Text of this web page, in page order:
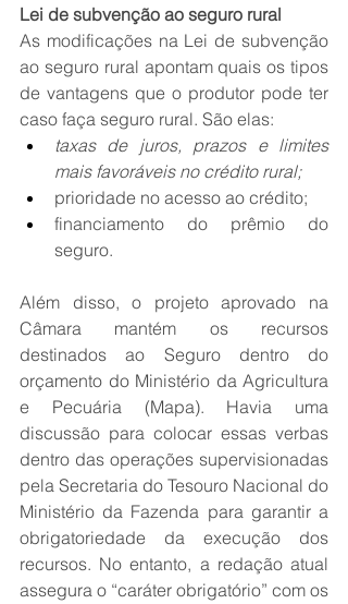
Lei de subvenção ao seguro rural
As modificações na Lei de subvenção
ao seguro rural apontam quais os tipos
de vantagens que o produtor pode ter
caso faça seguro rural. São elas:
taxas de juros, prazos e limites
mais favoráveis no crédito rural;
prioridade no acesso ao crédito;
financiamento do prêmio do
seguro.
Além disso, o projeto aprovado na
Câmara mantém os recursos
destinados ao Seguro dentro do
orçamento do Ministério da Agricultura
e Pecuária (Mapa). Havia uma
discussão para colocar essas verbas
dentro das operações supervisionadas
pela Secretaria do Tesouro Nacional do
Ministério da Fazenda para garantir a
obrigatoriedade da execução dos
recursos. No entanto, a redação atual
assegura o “caráter obrigatório” com os